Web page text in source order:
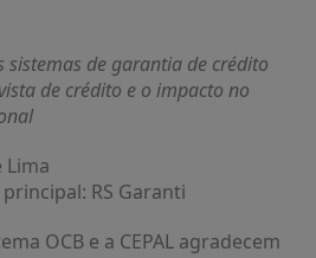
sistemas de garantia de crédito
de crédito e o impacto no
Lima
RS Garanti
OCB e a CEPAL agradecem